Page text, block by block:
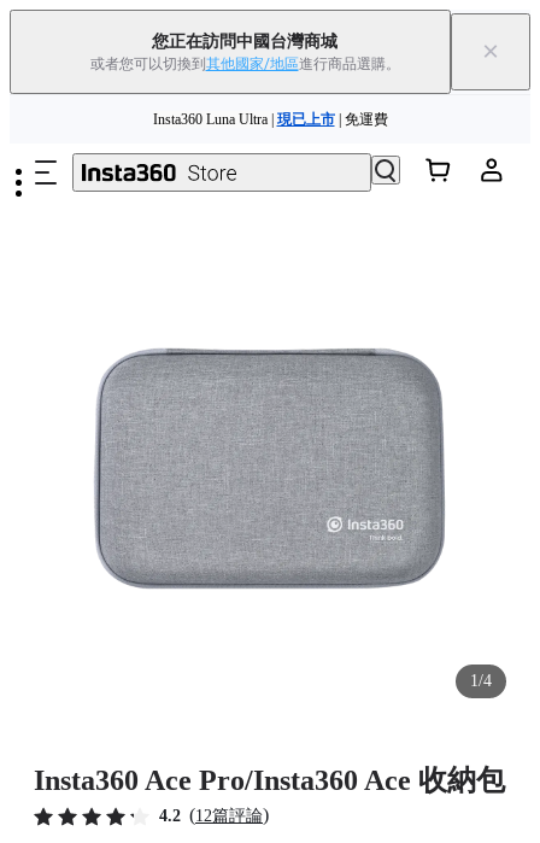
您正在訪問中國台灣商城
或者您可以切換到 其他國家/地區進行商品選購。 ×
Insta360 Luna Ultra | 現已上市| 免運費
舊機換新機，享現金回饋或優惠券 了解更多
1/4
Insta360 Ace Pro/Insta360 Ace 收納包
4.2 (12篇評論)